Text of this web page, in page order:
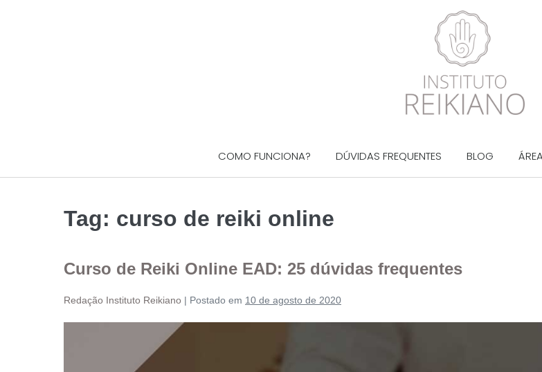
COMO FUNCIONA? DÚVIDAS FREQUENTES BLOG
Tag: curso de reiki online
Curso de Reiki Online EAD: 25 dúvidas frequentes
Redação Instituto Reikiano | Postado em 10 de agosto de 2020